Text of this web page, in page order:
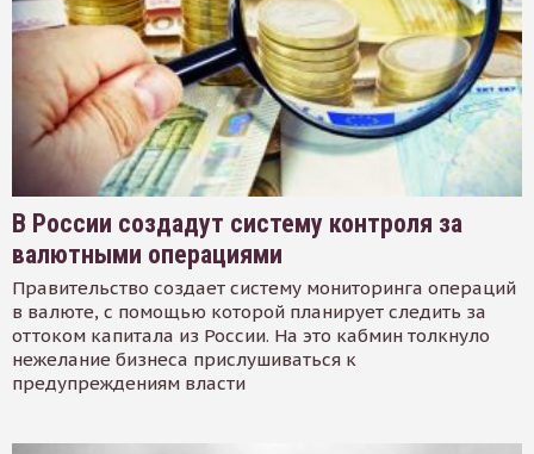
В России создадут систему контроля за
валютными операциями
Правительство создает систему мониторинга операций
в валюте, с помощью которой планирует следить за
оттоком капитала из России. На это кабмин толкнуло
нежелание бизнеса прислушиваться к
предупреждениям власти